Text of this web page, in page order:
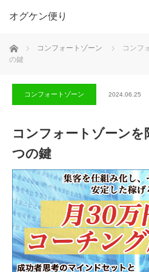
オグケン便り
ホーム コンフォートゾーン
コンフ
の鍵
コンフォートゾーン 2024.06.25
コンフォートゾーンを
つの鍵